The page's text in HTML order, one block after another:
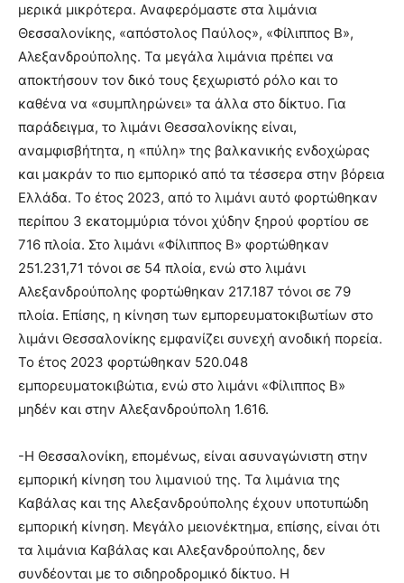
μερικά μικρότερα. Αναφερόμαστε στα λιμάνια
Θεσσαλονίκης, «απόστολος Παύλος», «Φίλιππος Β»,
Αλεξανδρούπολης. Τα μεγάλα λιμάνια πρέπει να
αποκτήσουν τον δικό τους ξεχωριστό ρόλο και το
καθένα να «συμπληρώνει» τα άλλα στο δίκτυο. Για
παράδειγμα, το λιμάνι Θεσσαλονίκης είναι,
αναμφισβήτητα, η «πύλη» της βαλκανικής ενδοχώρας
και μακράν το πιο εμπορικό από τα τέσσερα στην βόρεια
Ελλάδα. Το έτος 2023, από το λιμάνι αυτό φορτώθηκαν
περίπου 3 εκατομμύρια τόνοι χύδην ξηρού φορτίου σε
716 πλοία. Στο λιμάνι «Φίλιππος Β» φορτώθηκαν
251.231,71 τόνοι σε 54 πλοία, ενώ στο λιμάνι
Αλεξανδρούπολης φορτώθηκαν 217.187 τόνοι σε 79
πλοία. Επίσης, η κίνηση των εμπορευματοκιβωτίων στο
λιμάνι Θεσσαλονίκης εμφανίζει συνεχή ανοδική πορεία.
Το έτος 2023 φορτώθηκαν 520.048
εμπορευματοκιβώτια, ενώ στο λιμάνι «Φίλιππος Β»
μηδέν και στην Αλεξανδρούπολη 1.616.
-Η Θεσσαλονίκη, επομένως, είναι ασυναγώνιστη στην
εμπορική κίνηση του λιμανιού της. Τα λιμάνια της
Καβάλας και της Αλεξανδρούπολης έχουν υποτυπώδη
εμπορική κίνηση. Μεγάλο μειονέκτημα, επίσης, είναι ότι
τα λιμάνια Καβάλας και Αλεξανδρούπολης, δεν
συνδέονται με το σιδηροδρομικό δίκτυο. Η